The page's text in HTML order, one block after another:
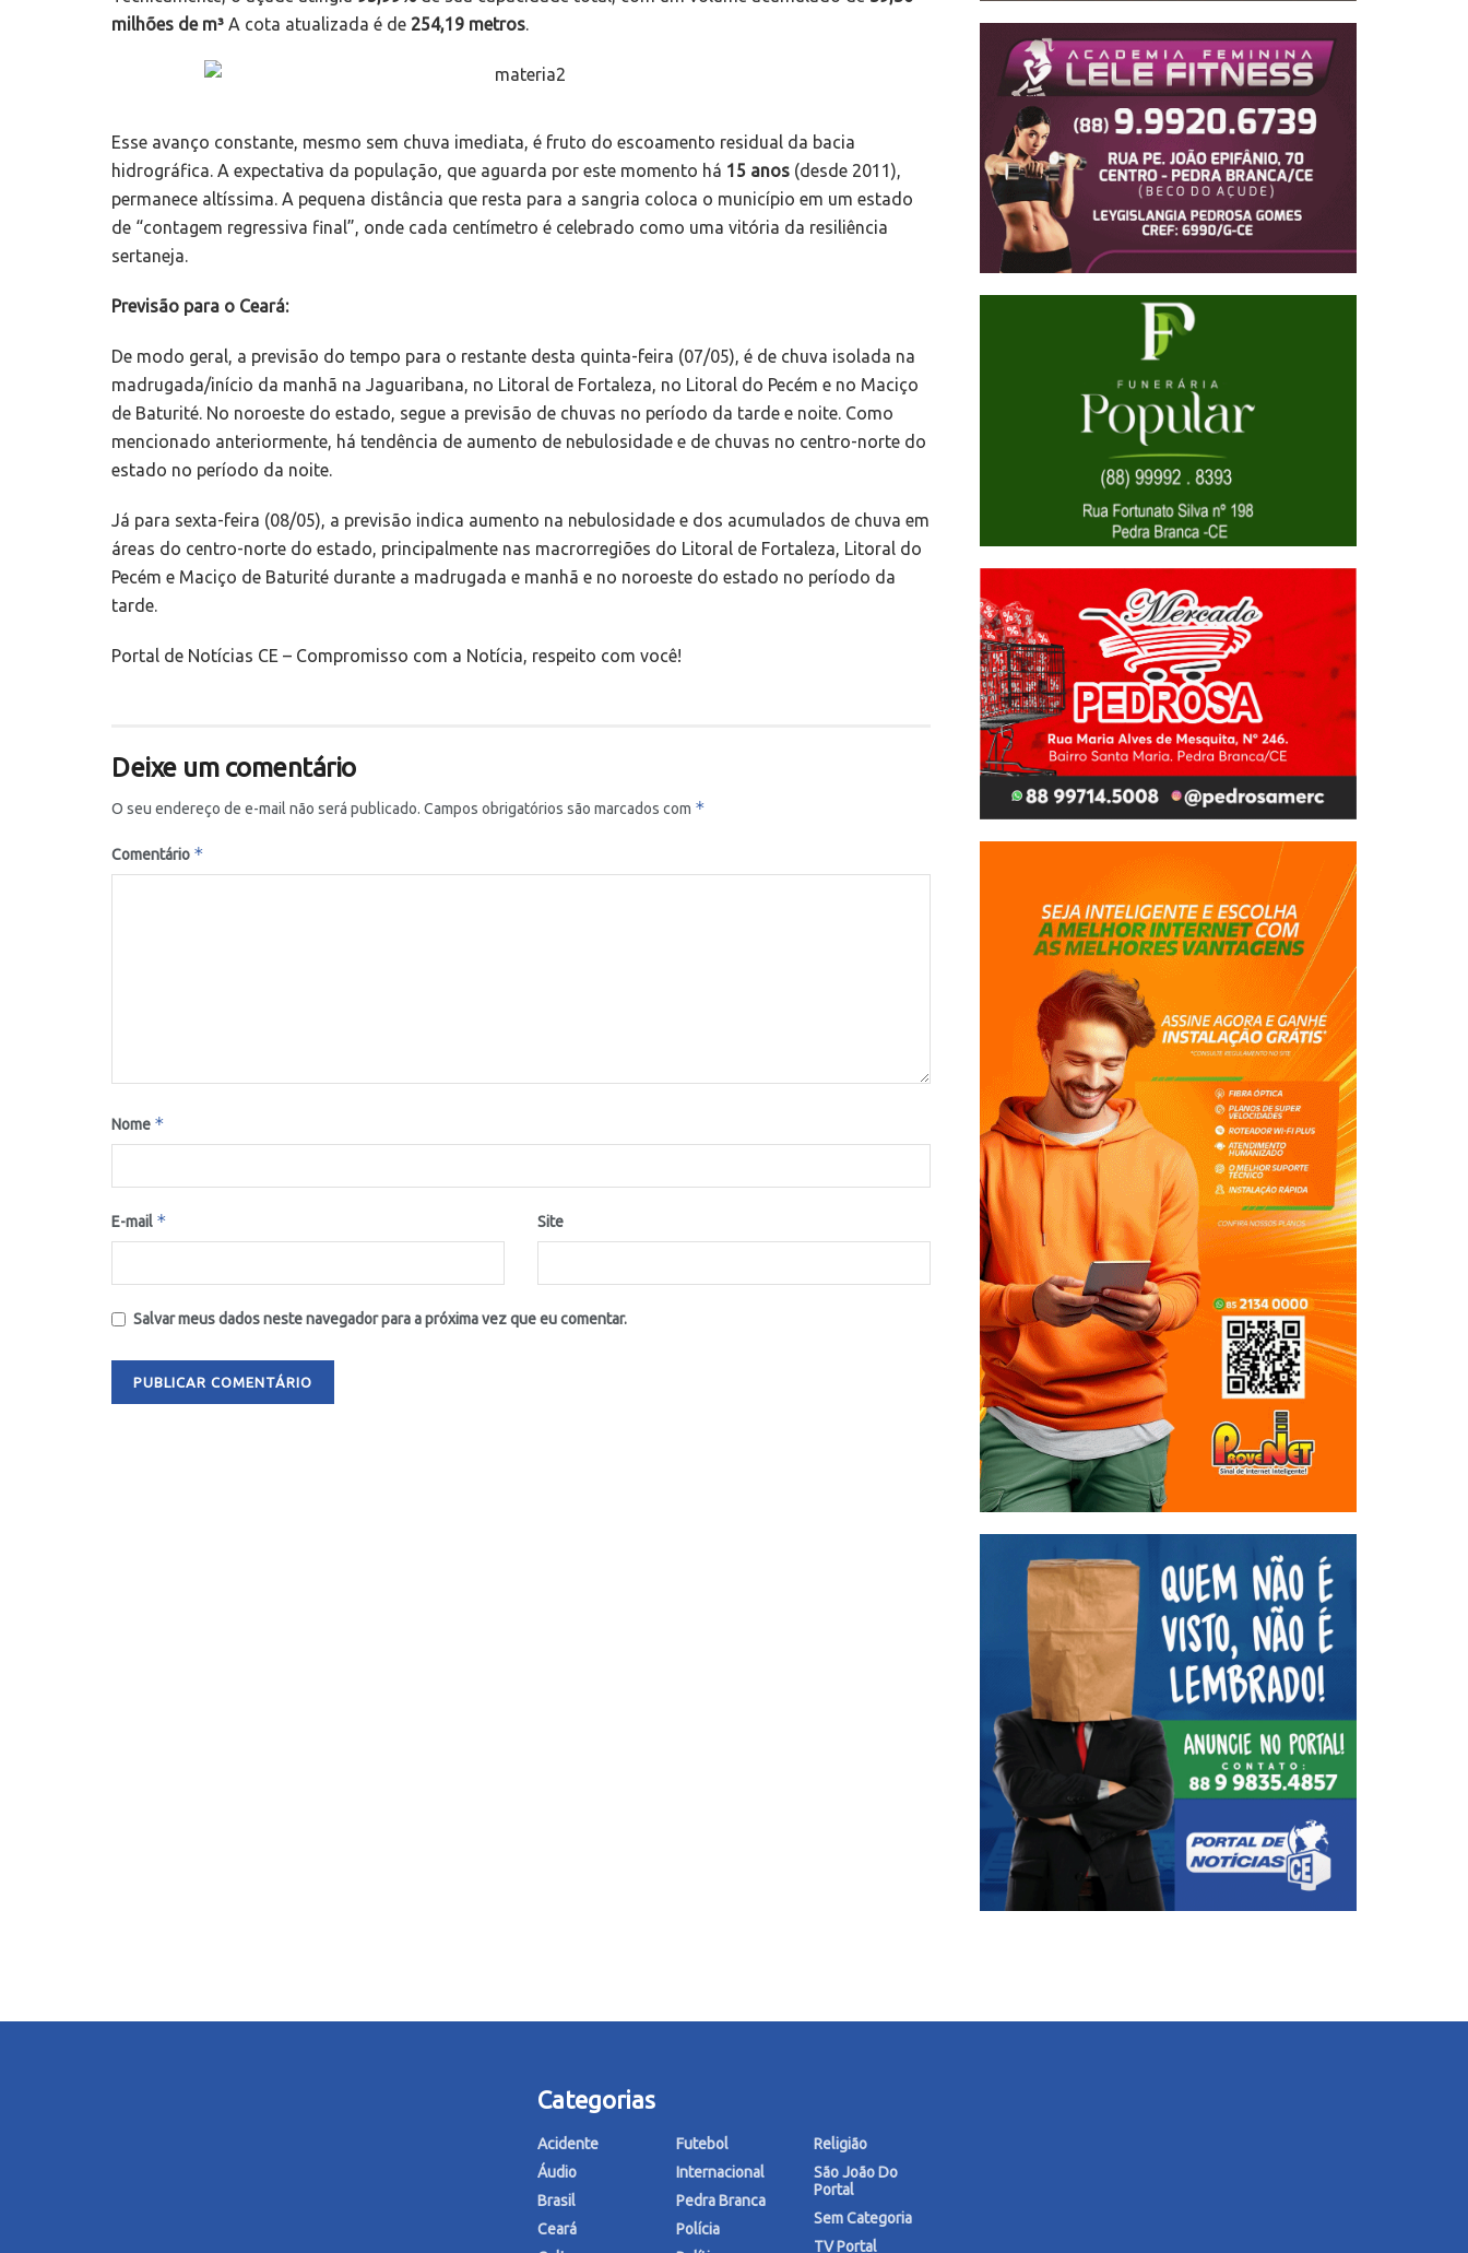
milhões de m³ A cota atualizada é de 254,19 metros.
Esse avanço constante, mesmo sem chuva imediata, é fruto do escoamento residual da bacia
hidrográfica. A expectativa da população, que aguarda por este momento há 15 anos (desde 2011),
permanece altíssima. A pequena distância que resta para a sangria coloca o município em um estado
de “contagem regressiva final”, onde cada centímetro é celebrado como uma vitória da resiliência
sertaneja.
Previsão para o Ceará:
De modo geral, a previsão do tempo para o restante desta quinta-feira (07/05), é de chuva isolada na
madrugada/início da manhã na Jaguaribana, no Litoral de Fortaleza, no Litoral do Pecém e no Maciço
de Baturité. No noroeste do estado, segue a previsão de chuvas no período da tarde e noite. Como
mencionado anteriormente, há tendência de aumento de nebulosidade e de chuvas no centro-norte do
estado no período da noite.
Já para sexta-feira (08/05), a previsão indica aumento na nebulosidade e dos acumulados de chuva em
áreas do centro-norte do estado, principalmente nas macrorregiões do Litoral de Fortaleza, Litoral do
Pecém e Maciço de Baturité durante a madrugada e manhã e no noroeste do estado no período da
tarde.
Portal de Notícias CE – Compromisso com a Notícia, respeito com você!
Deixe um comentário
O seu endereço de e-mail não será publicado. Campos obrigatórios são marcados com *
Comentário *
Nome *
E-mail * Site
Salvar meus dados neste navegador para a próxima vez que eu comentar.
Categorias
Acidente
Áudio
Brasil
Ceará
Futebol
Internacional
Pedra Branca
Polícia
Religião
São João Do
Portal
Sem Categoria
TV Portal